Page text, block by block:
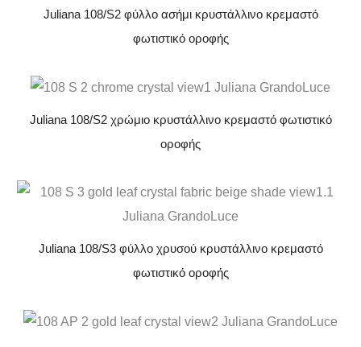
Juliana 108/S2 φύλλο ασήμι κρυστάλλινο κρεμαστό
φωτιστικό οροφής
Juliana 108/S2 χρώμιο κρυστάλλινο κρεμαστό φωτιστικό
οροφής
Juliana 108/S3 φύλλο χρυσού κρυστάλλινο κρεμαστό
φωτιστικό οροφής